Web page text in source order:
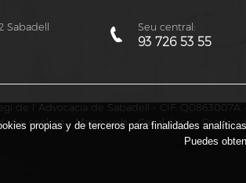
Sabadell
Seu central:
93 726 53 55
de l´Advocacia de Sabadell - CIF: Q0863007A -
y cookies-Mapa web -Canal ético-
propias y de terceros para finalidades
Puedes